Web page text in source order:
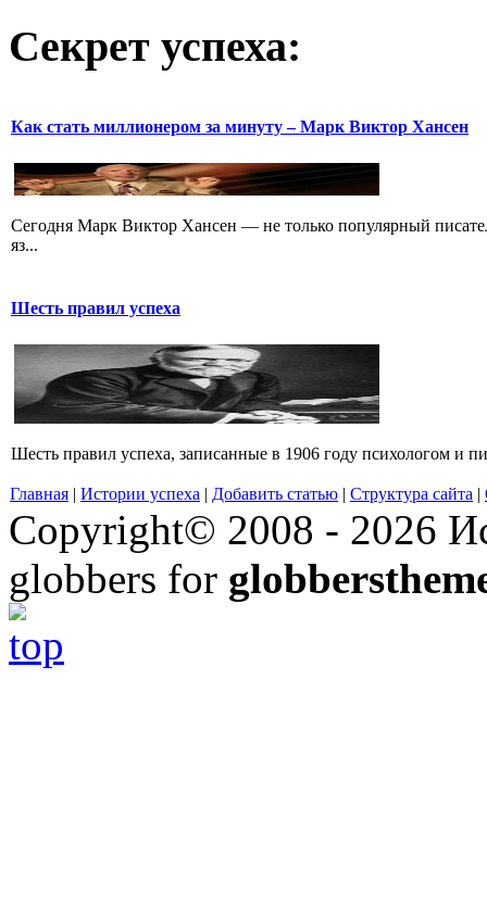
Секрет успеха:
Как стать миллионером за минуту – Марк Виктор Хансен
Сегодня Марк Виктор Хансен — не только популярный
яз...
Шесть правил успеха
Шесть правил успеха, записанные в 1906 году психологом и
Главная | Истории успеха | Добавить статью | Структура сайта |
Copyright© 2008 - 2026
globbers for